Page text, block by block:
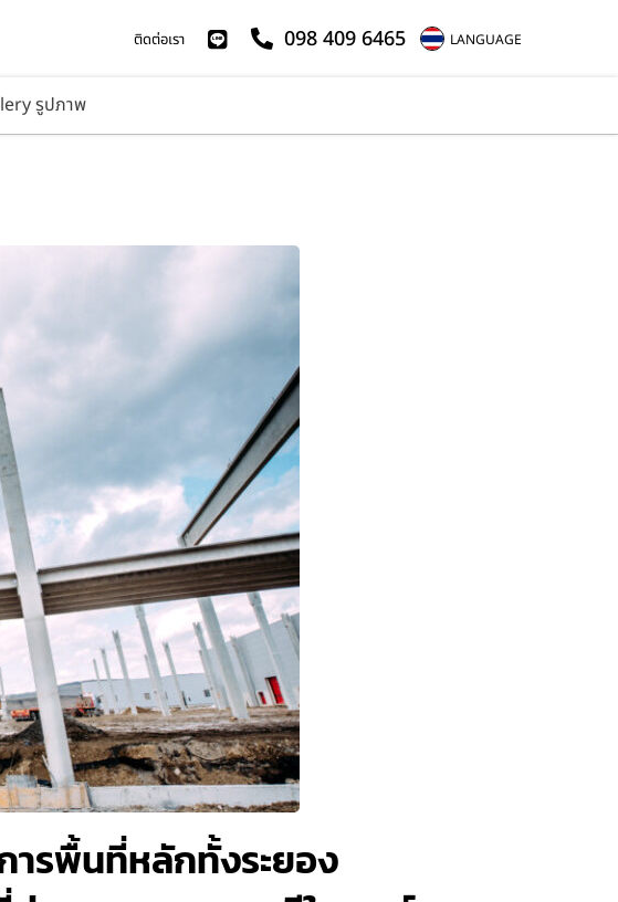
ติดต่อเรา 098 409 6465 LANGUAGE
รูปภาพ
ารพื้นที่หลักทั้งระยอง